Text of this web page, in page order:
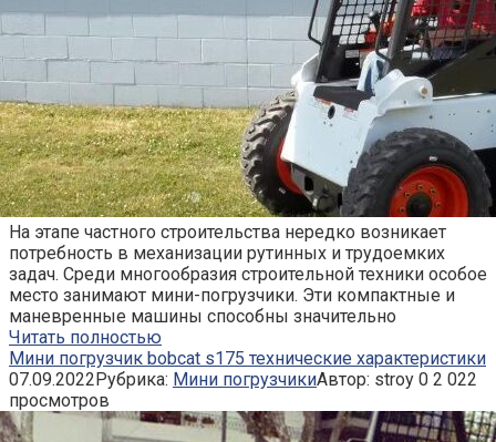
На этапе частного строительства нередко возникает
потребность в механизации рутинных и трудоемких
задач. Среди многообразия строительной техники особое
место занимают мини-погрузчики. Эти компактные и
маневренные машины способны значительно
Читать полностью
Мини погрузчик bobcat s175 технические характеристики
07.09.2022Рубрика: Мини погрузчикиАвтор: stroy 0 2 022
просмотров